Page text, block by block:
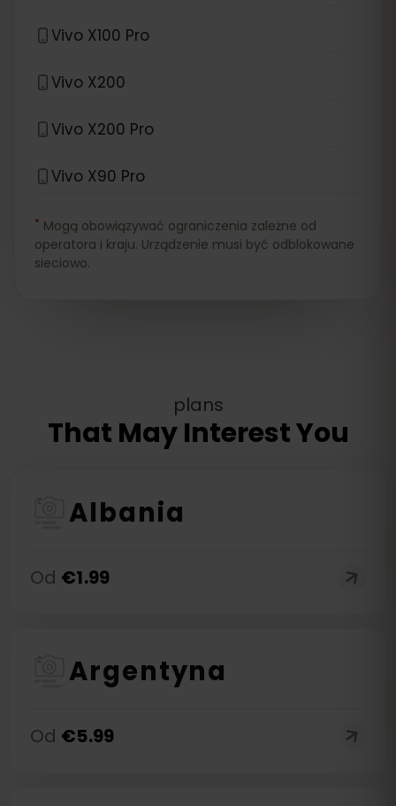
Vivo X100 Pro
Vivo X200
Vivo X200 Pro
Vivo X90 Pro
* Mogą obowiązywać ograniczenia zależne od
operatora i kraju. Urządzenie musi być odblokowane
sieciowo.
plans
That May Interest You
Albania
Od €1.99
Argentyna
Od €5.99